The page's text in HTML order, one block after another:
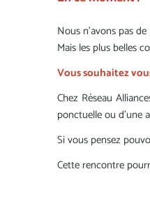
Nous n'avons pas
Mais les plus belles
Vous souhaitez
Chez Réseau
ponctuelle ou d'une
Si vous pensez
Cette rencontre